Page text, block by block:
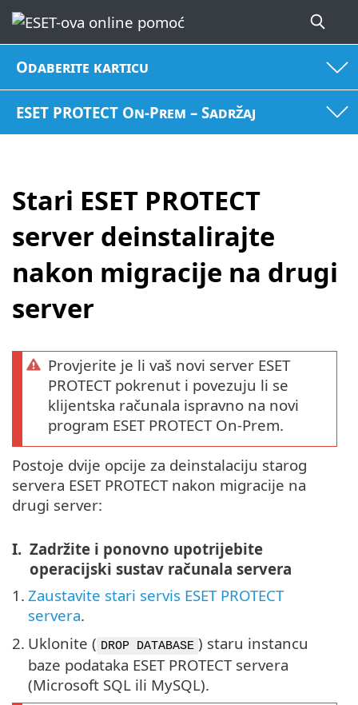
Odaberite karticu
ESET PROTECT On-Prem – Sadržaj
Stari ESET PROTECT
server deinstalirajte
nakon migracije na drugi
server
Provjerite je li vaš novi server ESET
PROTECT pokrenut i povezuju li se
klijentska računala ispravno na novi
program ESET PROTECT On-Prem.
Postoje dvije opcije za deinstalaciju starog
servera ESET PROTECT nakon migracije na
drugi server:
I. Zadržite i ponovno upotrijebite
operacijski sustav računala servera
1. Zaustavite stari servis ESET PROTECT
servera.
2. Uklonite ( DROP DATABASE ) staru instancu
baze podataka ESET PROTECT servera
(Microsoft SQL ili MySQL).